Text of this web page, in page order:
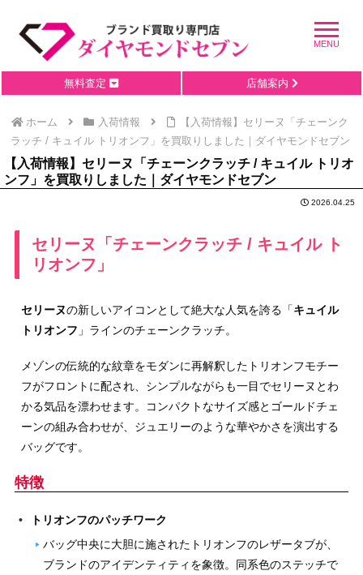
無料査定 店舗案内
ホーム 入荷情報
【入荷情報】セリーヌ「チェーンク
ラッチ / キュイル トリオンフ」を買取りしました｜ダイヤモンドセブン
【入荷情報】セリーヌ「チェーンクラッチ / キュイル トリオ
ンフ」を買取りしました｜ダイヤモンドセブン
2026.04.25
セリーヌ「チェーンクラッチ / キュイル ト
リオンフ」
セリーヌの新しいアイコンとして絶大な人気を誇る「キュイル
トリオンフ 」ラインのチェーンクラッチ。
メゾンの伝統的な紋章をモダンに再解釈したトリオンフモチー
フがフロントに配され、シンプルながらも一目でセリーヌとわ
かる気品を漂わせます。コンパクトなサイズ感とゴールドチェ
ーンの組み合わせが、ジュエリーのような華やかさを演出する
バッグです。
特徴
トリオンフのパッチワーク
バッグ中央に大胆に施されたトリオンフのレザータブが、
ブランドのアイデンティティを象徴。同系色のステッチで